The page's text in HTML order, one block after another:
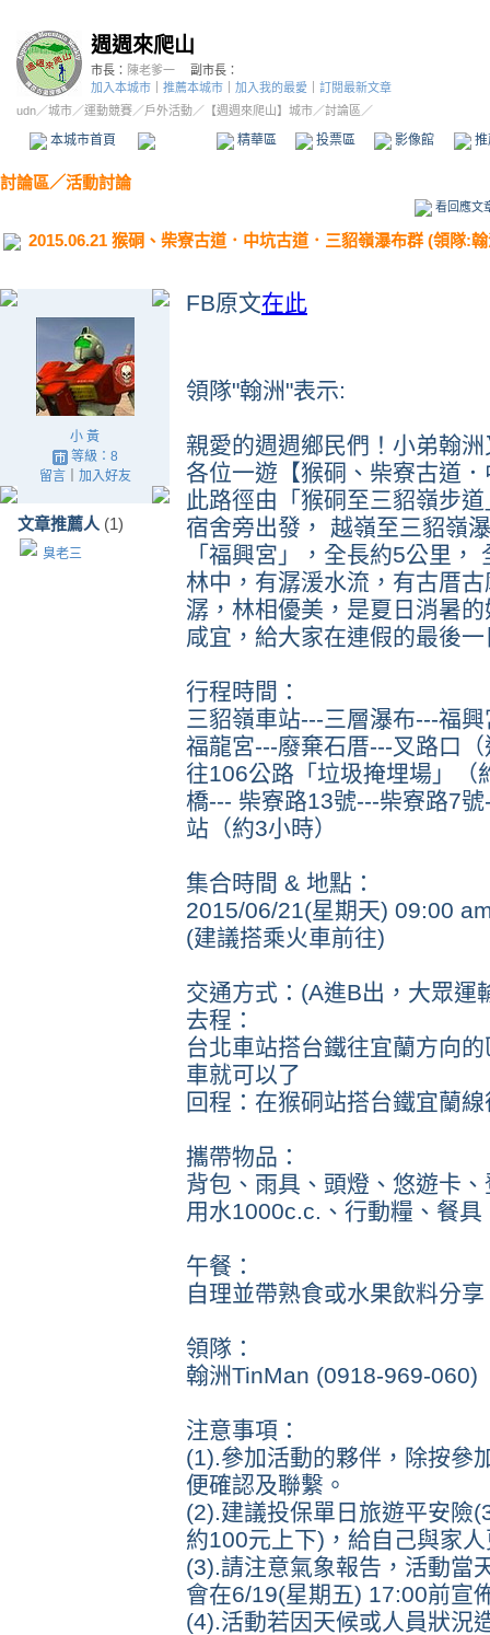
週週來爬山
市長： 陳老爹一
副市長：
加入本城市
推薦本城市 加入我的最愛
訂閱最新文章
udn／城市／運動競賽／戶外活動／ 【週週來爬山】城市／討論區／
本城市首頁 精華區 投票區 影像館
討論區／活動討論
看回應文
2015.06.21 猴硐、柴寮古道．中坑古道．三貂嶺瀑布群 (領隊:
小 黃
等級：8
留言｜ 加入好友
文章推薦人 (1)
臭老三
FB原文在此
領隊"翰洲"表示:
親愛的週週鄉民們！小弟翰
各位一遊【猴硐、柴寮古道
此路徑由「猴硐至三貂嶺步
宿舍旁出發， 越嶺至三貂嶺
「福興宮」， 全長約5公里，
林中，有潺湲水流，有古厝古
潺，林相優美，是夏日消暑的
咸宜，給大家在連假的最後一
行程時間：
三貂嶺車站---三層瀑布---福
福龍宮---廢棄石厝---叉路口
往106公路「垃圾掩埋場」（
橋--- 柴寮路13號---柴寮路7
站（約3小時）
集合時間 & 地點：
2015/06/21(星期天) 09:00
(建議搭乘火車前往)
交通方式：(A進B出，大眾運
去程：
台北車站搭台鐵往宜蘭方向
車就可以了
回程：在猴硐站搭台鐵宜蘭
攜帶物品：
背包、雨具、頭燈、悠遊卡
用水1000c.c.、行動糧、餐具
午餐：
自理並帶熟食或水果飲料分
領隊：
翰洲TinMan (0918-969-060)
注意事項：
(1).參加活動的夥伴，除按參
便確認及聯繫。
(2).建議投保單日旅遊平安險
約100元上下)，給自己與家
(3).請注意氣象報告，活動當
會在6/19(星期五) 17:00前宣
(4).活動若因天候或人員狀況